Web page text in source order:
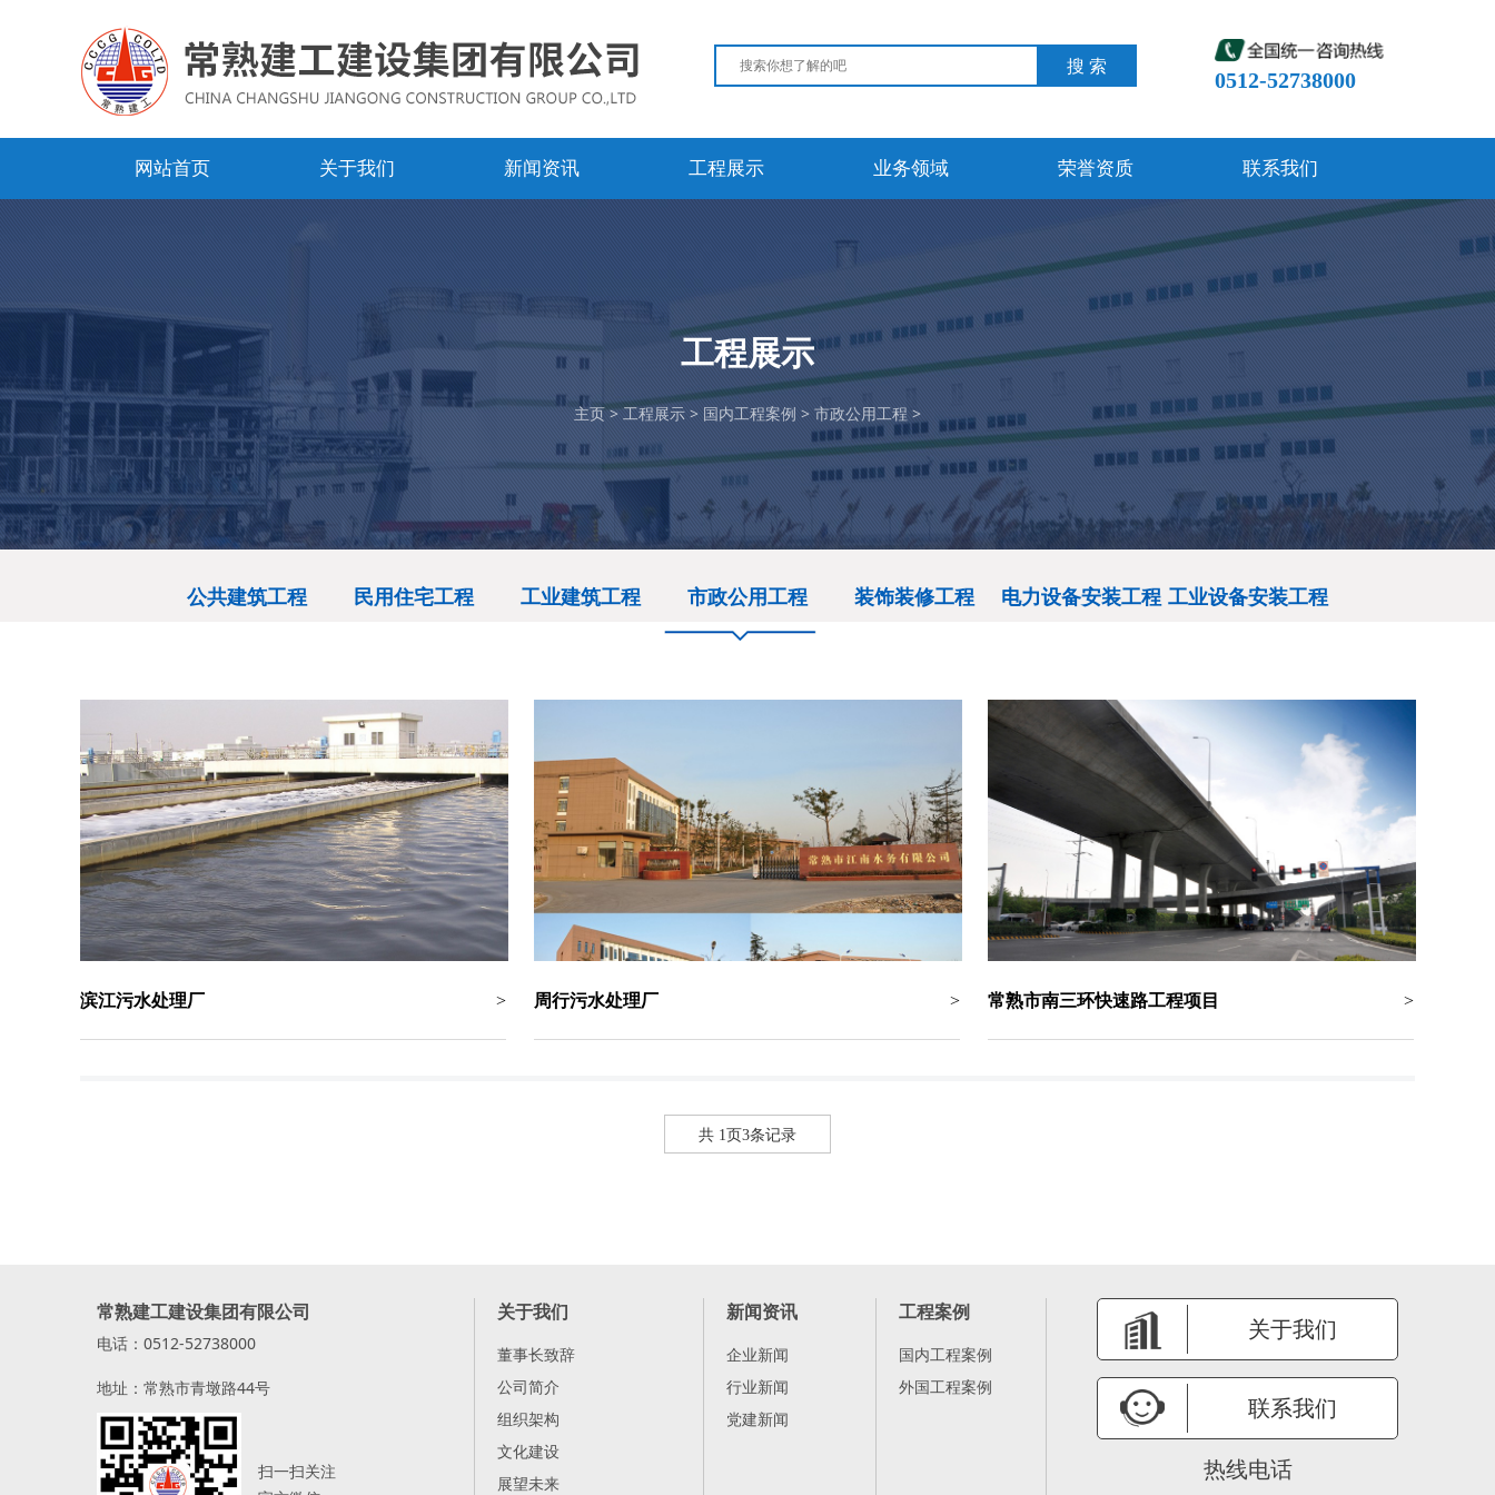
0512-52738000
搜 索
网站首页 关于我们 新闻资讯 工程展示 业务领域 荣誉资质 联系我们
工程展示
主页>工程展示>国内工程案例 >市政公用工程>
公共建筑工程 民用住宅工程 工业建筑工程 市政公用工程 装饰装修工程 电力设备安装工程 工业设备安装工程
滨江污水处理厂 > 周行污水处理厂 > 常熟市南三环快速路工程项目 >
共 1页3条记录
常熟建工建设集团有限公司
电话：0512-52738000
地址：常熟市青墩路44号
扫一扫关注
关于我们
董事长致辞
公司简介
组织架构
文化建设
展望未来
新闻资讯
企业新闻
行业新闻
党建新闻
工程案例
国内工程案例
外国工程案例
关于我们
联系我们
热线电话